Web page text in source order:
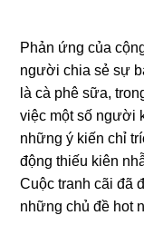
Phản ứng của
người chia sẻ sự
là cà phê sữa,
việc một số người
những ý kiến chỉ
động thiếu kiên
Cuộc tranh cãi đã
những chủ đề hot